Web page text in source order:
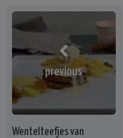
previous
Wentelteefjes van